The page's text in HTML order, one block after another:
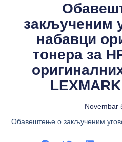
закљученим
набавци
тонера за
Novembar
Обавештење о закљученим